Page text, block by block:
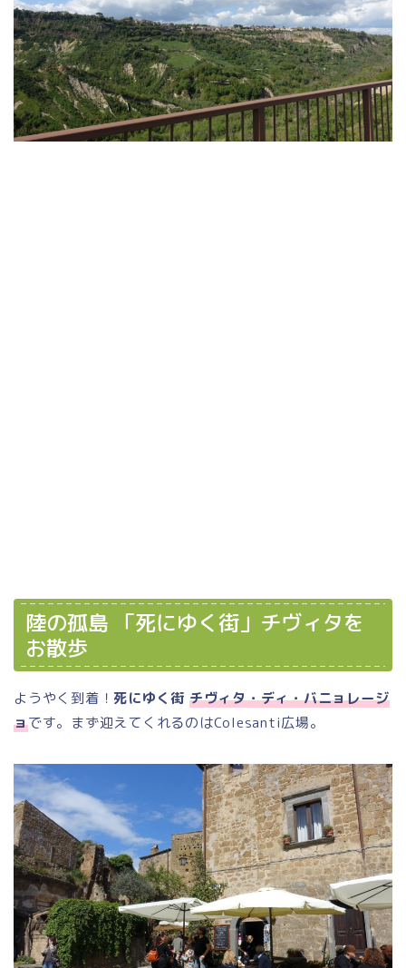
陸の孤島 「死にゆく街」チヴィタを
お散歩
ようやく到着！ 死にゆく街 チヴィタ・ディ・バニョレージ
ョです。まず迎えてくれるのはColesanti広場。